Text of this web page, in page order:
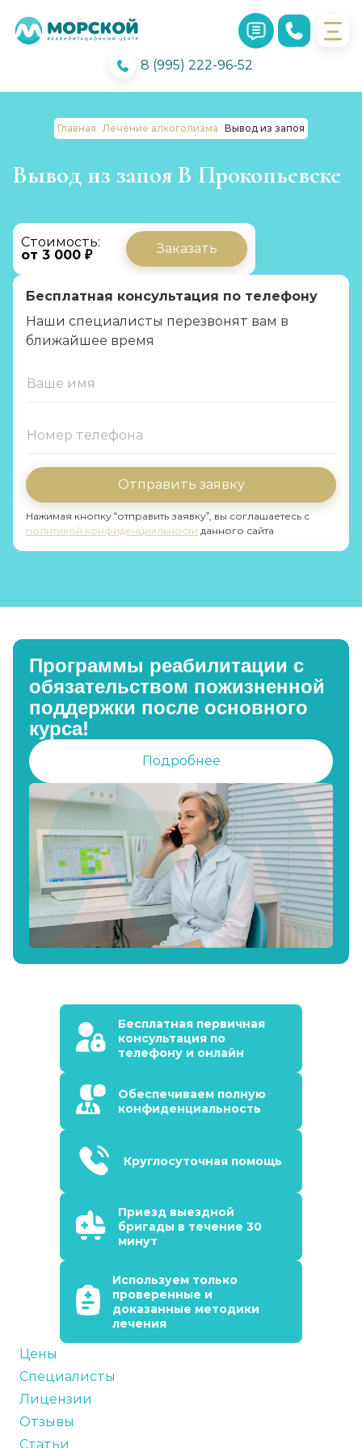
8 (995) 222-96-52
Главная Лечение алкоголизма Вывод из запоя
Вывод из запоя В Прокопьевске
Стоимость:
от 3 000 ₽
Заказать
Бесплатная консультация по телефону
Наши специалисты перезвонят вам в
ближайшее время
Отправить заявку
Нажимая кнопку “отправить заявку”, вы соглашаетесь с
политикой конфиденциальности данного сайта
Программы реабилитации с
обязательством пожизненной
поддержки после основного
курса!
Подробнее
Бесплатная первичная
консультация по
телефону и онлайн
Обеспечиваем полную
конфиденциальность
Круглосуточная помощь
Приезд выездной
бригады в течение 30
минут
Используем только
проверенные и
доказанные методики
лечения
Цены
Специалисты
Лицензии
Отзывы
Статьи